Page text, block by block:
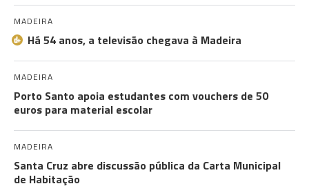
MADEIRA
Há 54 anos, a televisão chegava à Madeira
MADEIRA
Porto Santo apoia estudantes com vouchers de 50
euros para material escolar
MADEIRA
Santa Cruz abre discussão pública da Carta Municipal
de Habitação